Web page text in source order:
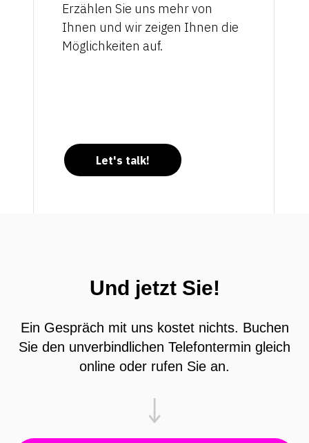
Erzählen Sie uns mehr von
Ihnen und wir zeigen Ihnen die
Möglichkeiten auf.
Let's talk!
Und jetzt Sie!
Ein Gespräch mit uns kostet nichts. Buchen
Sie den unverbindlichen Telefontermin gleich
online oder rufen Sie an.